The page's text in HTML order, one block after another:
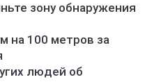
зону обнаружения
на 100 метров за
людей об